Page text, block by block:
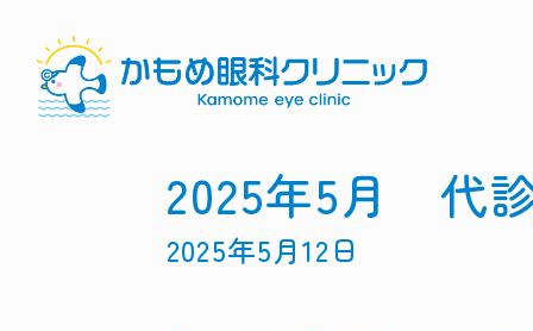
2025年5月 代
2025年5月12日